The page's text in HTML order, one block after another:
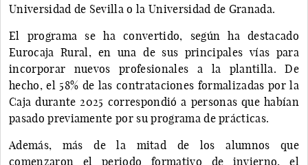
Universidad de Sevilla o la Universidad de Granada.
El programa se ha convertido, según ha destacado
Eurocaja Rural, en una de sus principales vías para
incorporar nuevos profesionales a la plantilla. De
hecho, el 58% de las contrataciones formalizadas por la
Caja durante 2025 correspondió a personas que habían
pasado previamente por su programa de prácticas.
Además, más de la mitad de los alumnos que
comenzaron el periodo formativo de invierno, el